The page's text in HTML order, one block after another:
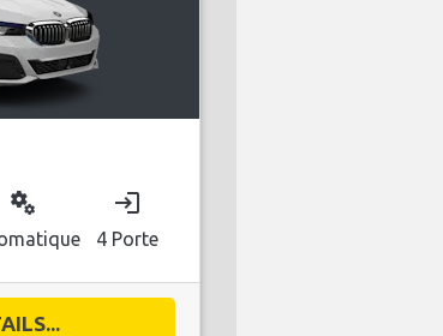
miscellaneous_services login
4 Porte